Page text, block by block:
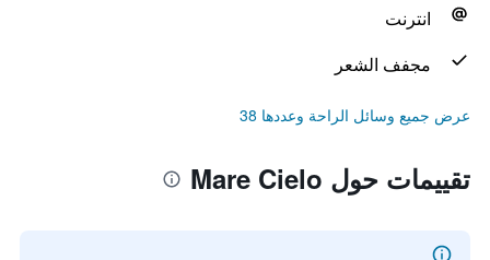
انترنت
مجفف الشعر
عرض جميع وسائل الراحة وعددها 38
تقييمات حول Mare Cielo